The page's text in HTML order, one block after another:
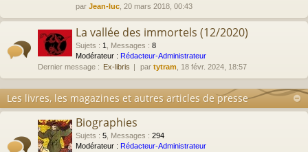
par Jean-luc , 20 mars 2018, 00:43
La vallée des immortels (12/2020)
Sujets : 1 Messages : 8
Modérateur : Rédacteur-Administrateur
Dernier message : Ex-libris par tytram , 18 févr. 2024, 18:57
Les livres, les magazines et autres articles de presse
Biographies
Sujets : 5 Messages : 294
Modérateur : Rédacteur-Administrateur